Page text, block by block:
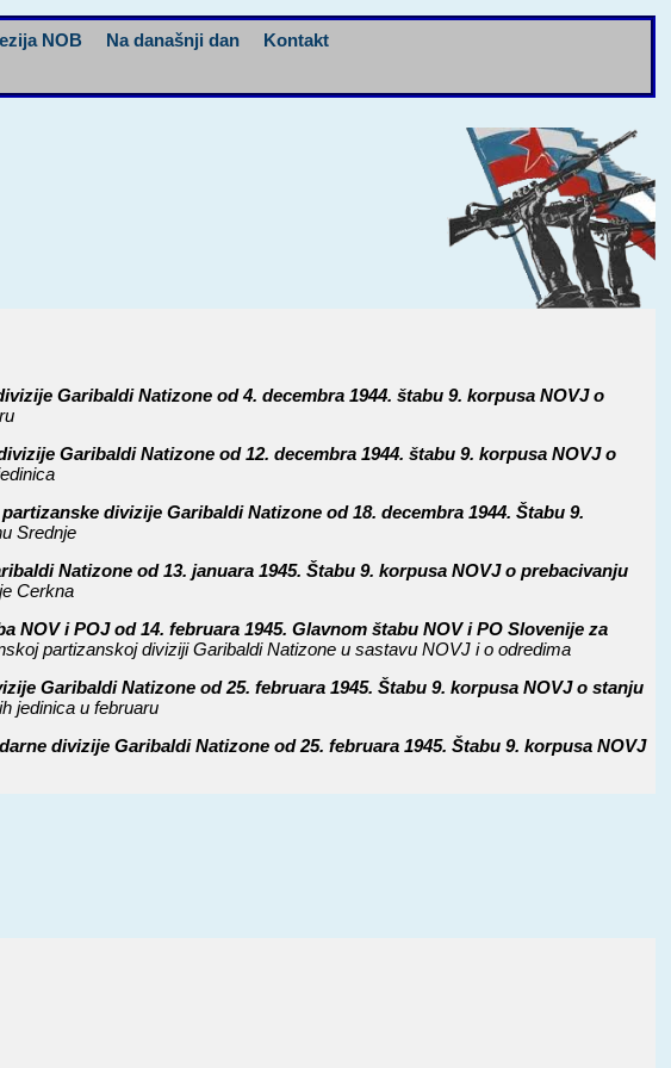
NOB Na današnji dan
Kontakt
Garibaldi Natizone od 4. decembra 1944. štabu 9. korpusa NOVJ o
Garibaldi Natizone od 12. decembra 1944. štabu 9. korpusa NOVJ o
divizije Garibaldi Natizone od 18. decembra 1944. Štabu 9.
Srednje
Natizone od 13. januara 1945. Štabu 9. korpusa NOVJ o prebacivanju
Cerkna
NOV i POJ od 14. februara 1945. Glavnom štabu NOV i PO Slovenije za
partizanskoj diviziji Garibaldi Natizone u sastavu NOVJ i o odredima
Garibaldi Natizone od 25. februara 1945. Štabu 9. korpusa NOVJ o stanju
jedinica u februaru
divizije Garibaldi Natizone od 25. februara 1945. Štabu 9. korpusa NOVJ